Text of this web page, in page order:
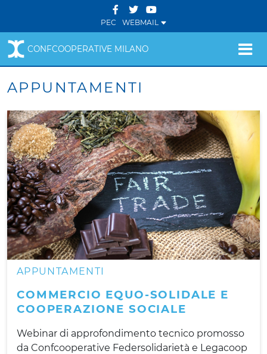
PEC WEBMAIL
CONFCOOPERATIVE MILANO
APPUNTAMENTI
APPUNTAMENTI
COMMERCIO EQUO-SOLIDALE E
COOPERAZIONE SOCIALE
Webinar di approfondimento tecnico promosso
da Confcooperative Federsolidarietà e Legacoop